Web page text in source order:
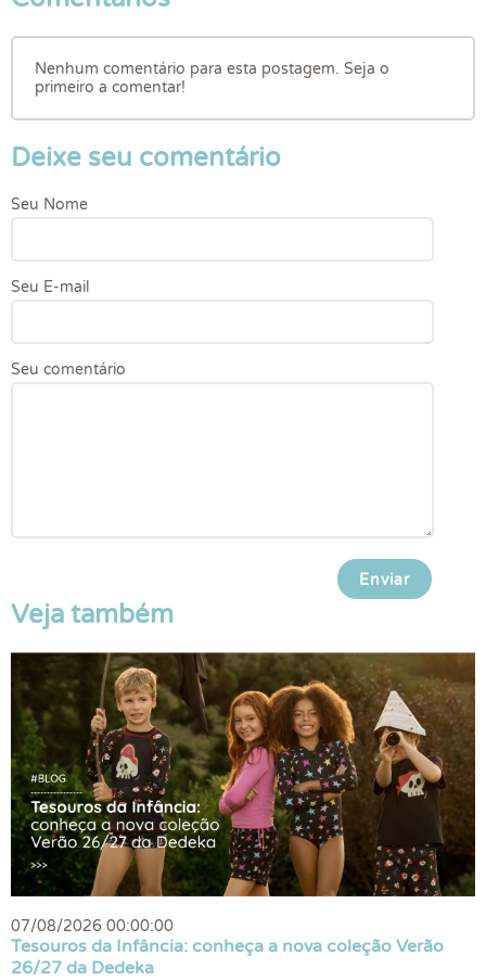
Nenhum comentário para esta postagem. Seja o
primeiro a comentar!
Deixe seu comentário
Seu Nome
Seu E-mail
Seu comentário
Veja também
07/08/2026 00:00:00
Tesouros da Infância: conheça a nova coleção Verão
26/27 da Dedeka